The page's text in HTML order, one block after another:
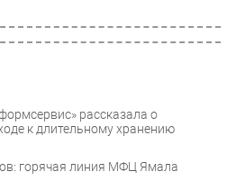
рассказала о
к длительному хранению
горячая линия МФЦ Ямала